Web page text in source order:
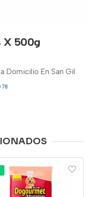
X 500g
Domicilio En San Gil